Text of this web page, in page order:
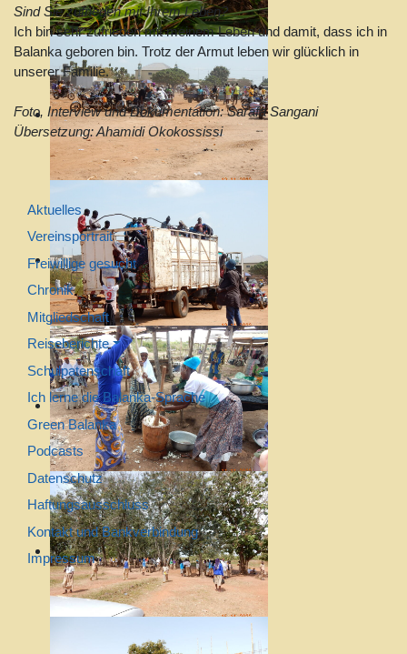
Sind Sie zufrieden mit Ihrem Leben?
Ich bin sehr zufrieden mit meinem Leben und damit, dass ich in
Balanka geboren bin. Trotz der Armut leben wir glücklich in
unserer Familie.
Foto, Interview und Dokumentation: Sarafa Sangani
Übersetzung: Ahamidi Okokossissi
Sprache auswählen
Aktuelles
Vereinsportrait
Freiwillige gesucht
Chronik
Mitgliedschaft
Reiseberichte
Schulpatenschaft
Ich lerne die Balanka-Sprache
Green Balanka
Podcasts
Datenschutz
Haftungsausschluss
Kontakt und Bankverbindung
Impressum
Sprache auswählen